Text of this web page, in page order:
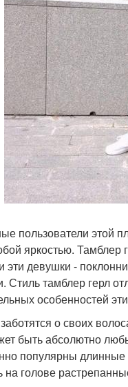
пользователи этой
яркостью.
девушки -
тамблер герл
особенностей
о своих
быть абсолютно
популярны
голове